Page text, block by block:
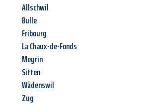
Allschwil
Bulle
Fribourg
La Chaux-de-Fonds
Meyrin
Sitten
Wädenswil
Zug